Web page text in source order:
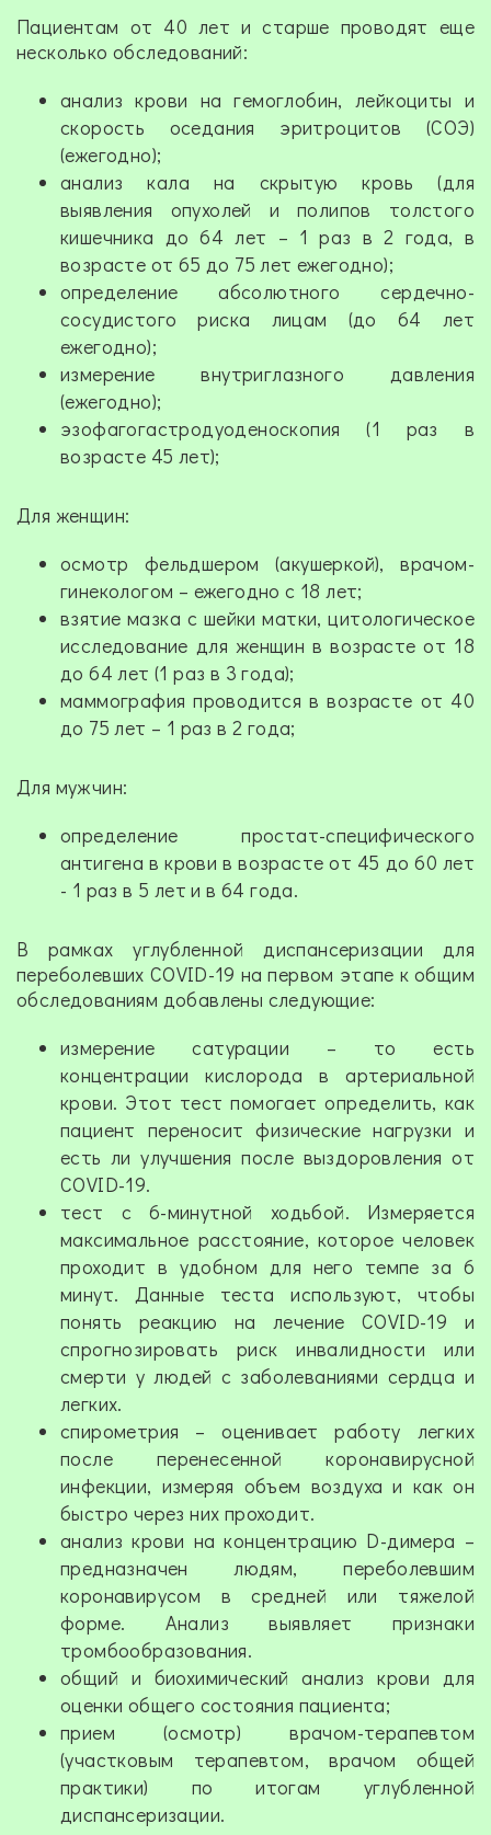
Пациентам от 40 лет и старше проводят еще
несколько обследований:
анализ крови на гемоглобин, лейкоциты и
скорость оседания эритроцитов (СОЭ)
(ежегодно);
анализ кала на скрытую кровь (для
выявления опухолей и полипов толстого
кишечника до 64 лет – 1 раз в 2 года, в
возрасте от 65 до 75 лет ежегодно);
определение абсолютного сердечно-
сосудистого риска лицам (до 64 лет
ежегодно);
измерение внутриглазного давления
(ежегодно);
эзофагогастродуоденоскопия (1 раз в
возрасте 45 лет);
Для женщин:
осмотр фельдшером (акушеркой), врачом-
гинекологом – ежегодно с 18 лет;
взятие мазка с шейки матки, цитологическое
исследование для женщин в возрасте от 18
до 64 лет (1 раз в 3 года);
маммография проводится в возрасте от 40
до 75 лет – 1 раз в 2 года;
Для мужчин:
определение простат-специфического
антигена в крови в возрасте от 45 до 60 лет
- 1 раз в 5 лет и в 64 года.
В рамках углубленной диспансеризации для
переболевших COVID-19 на первом этапе к общим
обследованиям добавлены следующие:
измерение сатурации – то есть
концентрации кислорода в артериальной
крови. Этот тест помогает определить, как
пациент переносит физические нагрузки и
есть ли улучшения после выздоровления от
COVID-19.
тест с 6-минутной ходьбой. Измеряется
максимальное расстояние, которое человек
проходит в удобном для него темпе за 6
минут. Данные теста используют, чтобы
понять реакцию на лечение COVID-19 и
спрогнозировать риск инвалидности или
смерти у людей с заболеваниями сердца и
легких.
спирометрия – оценивает работу легких
после перенесенной коронавирусной
инфекции, измеряя объем воздуха и как он
быстро через них проходит.
анализ крови на концентрацию D-димера –
предназначен людям, переболевшим
коронавирусом в средней или тяжелой
форме. Анализ выявляет признаки
тромбообразования.
общий и биохимический анализ крови для
оценки общего состояния пациента;
прием (осмотр) врачом-терапевтом
(участковым терапевтом, врачом общей
практики) по итогам углубленной
диспансеризации.